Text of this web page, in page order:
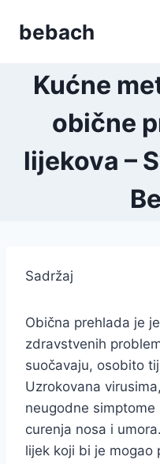
bebach
Kućne
obične
lijekova –
Sadržaj
Obična prehlada je
zdravstvenih
suočavaju, osobito
Uzrokovana
neugodne
curenja nosa i
lijek koji bi je mogao